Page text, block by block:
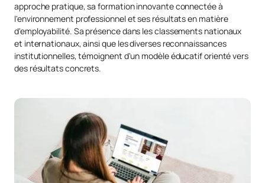
approche pratique, sa formation innovante connectée à
l'environnement professionnel et ses résultats en matière
d'employabilité. Sa présence dans les classements nationaux
et internationaux, ainsi que les diverses reconnaissances
institutionnelles, témoignent d'un modèle éducatif orienté vers
des résultats concrets.